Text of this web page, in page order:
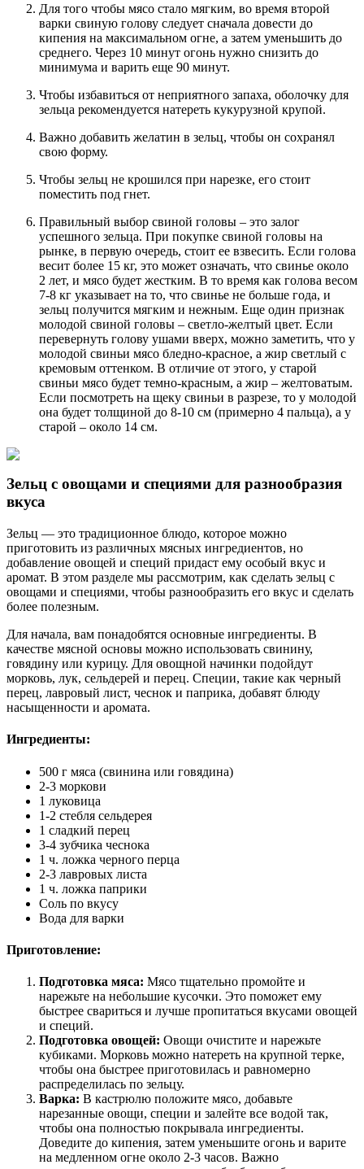
Для того чтобы мясо стало мягким, во время второй
варки свиную голову следует сначала довести до
кипения на максимальном огне, а затем уменьшить до
среднего. Через 10 минут огонь нужно снизить до
минимума и варить еще 90 минут.
Чтобы избавиться от неприятного запаха, оболочку для
зельца рекомендуется натереть кукурузной крупой.
Важно добавить желатин в зельц, чтобы он сохранял
свою форму.
Чтобы зельц не крошился при нарезке, его стоит
поместить под гнет.
Правильный выбор свиной головы – это залог
успешного зельца. При покупке свиной головы на
рынке, в первую очередь, стоит ее взвесить. Если голова
весит более 15 кг, это может означать, что свинье около
2 лет, и мясо будет жестким. В то время как голова весом
7-8 кг указывает на то, что свинье не больше года, и
зельц получится мягким и нежным. Еще один признак
молодой свиной головы – светло-желтый цвет. Если
перевернуть голову ушами вверх, можно заметить, что у
молодой свиньи мясо бледно-красное, а жир светлый с
кремовым оттенком. В отличие от этого, у старой
свиньи мясо будет темно-красным, а жир – желтоватым.
Если посмотреть на щеку свиньи в разрезе, то у молодой
она будет толщиной до 8-10 см (примерно 4 пальца), а у
старой – около 14 см.
Зельц с овощами и специями для разнообразия
вкуса
Зельц — это традиционное блюдо, которое можно
приготовить из различных мясных ингредиентов, но
добавление овощей и специй придаст ему особый вкус и
аромат. В этом разделе мы рассмотрим, как сделать зельц с
овощами и специями, чтобы разнообразить его вкус и сделать
более полезным.
Для начала, вам понадобятся основные ингредиенты. В
качестве мясной основы можно использовать свинину,
говядину или курицу. Для овощной начинки подойдут
морковь, лук, сельдерей и перец. Специи, такие как черный
перец, лавровый лист, чеснок и паприка, добавят блюду
насыщенности и аромата.
Ингредиенты:
500 г мяса (свинина или говядина)
2-3 моркови
1 луковица
1-2 стебля сельдерея
1 сладкий перец
3-4 зубчика чеснока
1 ч. ложка черного перца
2-3 лавровых листа
1 ч. ложка паприки
Соль по вкусу
Вода для варки
Приготовление:
Подготовка мяса: Мясо тщательно промойте и
нарежьте на небольшие кусочки. Это поможет ему
быстрее свариться и лучше пропитаться вкусами овощей
и специй.
Подготовка овощей: Овощи очистите и нарежьте
кубиками. Морковь можно натереть на крупной терке,
чтобы она быстрее приготовилась и равномерно
распределилась по зельцу.
Варка: В кастрюлю положите мясо, добавьте
нарезанные овощи, специи и залейте все водой так,
чтобы она полностью покрывала ингредиенты.
Доведите до кипения, затем уменьшите огонь и варите
на медленном огне около 2-3 часов. Важно